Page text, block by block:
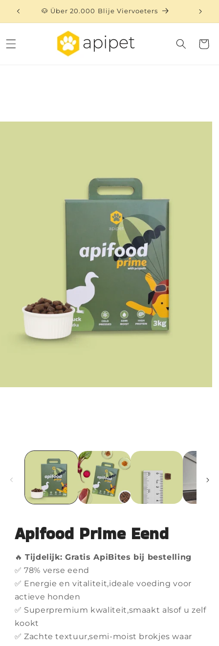
zum
Inhalt
🐶 Über 20.000 Blije Viervoeters
Apifood Prime Eend
🔥Tijdelijk: Gratis ApiBites bij bestelling
✅ 78% verse eend
✅ Energie en vitaliteit,ideale voeding voor
actieve honden
✅ Superpremium kwaliteit,smaakt alsof u zelf
kookt
✅ Zachte textuur,semi-moist brokjes waar